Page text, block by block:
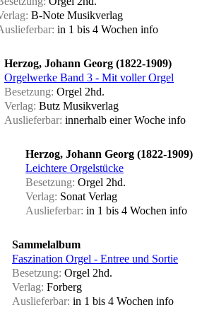
B-Note Musikverlag
in 1 bis 4 Wochen info
Herzog, Johann Georg (1822-1909)
Orgelwerke Band 3 - Mit voller Orgel
Besetzung: Orgel 2hd.
Verlag: Butz Musikverlag
Auslieferbar: innerhalb einer Woche info
Herzog, Johann Georg (1822-1909)
Leichtere Orgelstücke
Besetzung: Orgel 2hd.
Verlag: Sonat Verlag
Auslieferbar: in 1 bis 4 Wochen info
Sammelalbum
Faszination Orgel - Entree und Sortie
Besetzung: Orgel 2hd.
Verlag: Forberg
Auslieferbar: in 1 bis 4 Wochen info